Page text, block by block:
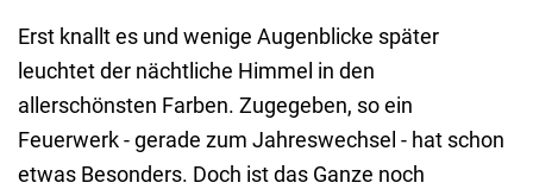
Erst knallt es und wenige Augenblicke später
leuchtet der nächtliche Himmel in den
allerschönsten Farben. Zugegeben, so ein
Feuerwerk - gerade zum Jahreswechsel - hat schon
etwas Besonders. Doch ist das Ganze noch